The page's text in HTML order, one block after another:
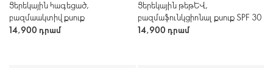
Ցերեկային հագեցած,
բազմաակտիվ քսուք
14,900 դրամ
Ցերեկային թեթև,
բազմաֆունկցիոնալ քսուք SPF 30
14,900 դրամ